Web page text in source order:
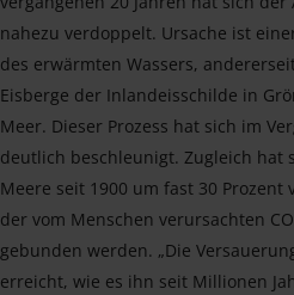
nahezu verdoppelt. Ursache ist
des erwärmten Wassers,
Eisberge der Inlandeisschilde in
Meer. Dieser Prozess hat sich im
deutlich beschleunigt. Zugleich hat
Meere seit 1900 um fast 30 Prozent
der vom Menschen verursachten
gebunden werden. „Die
erreicht, wie es ihn seit Millionen